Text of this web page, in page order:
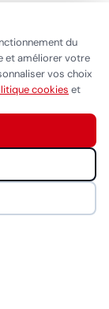
du
et améliorer votre
vos choix
cookies et